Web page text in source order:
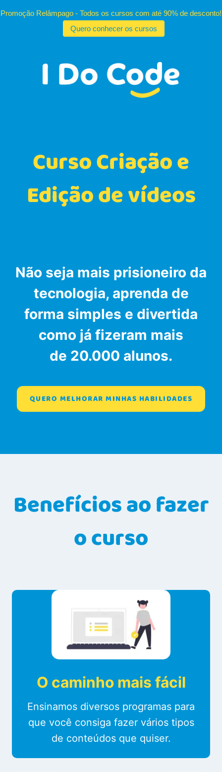
Curso Criação e
Edição de vídeos
Não seja mais prisioneiro da
tecnologia, aprenda de
forma simples e divertida
como já fizeram mais
de 20.000 alunos.
QUERO MELHORAR MINHAS HABILIDADES
Benefícios ao fazer
o curso
O caminho mais fácil
Ensinamos diversos programas para
que você consiga fazer vários tipos
de conteúdos que quiser.